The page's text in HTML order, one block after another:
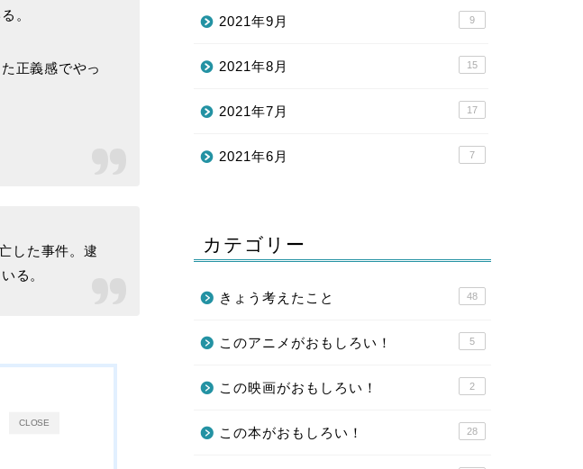
。
正義感でやっ
した事件。逮
る。
CLOSE
2021年9月 9
2021年8月 15
2021年7月 17
2021年6月 7
カテゴリー
きょう考えたこと 48
このアニメがおもしろい！ 5
この映画がおもしろい！ 2
この本がおもしろい！ 28